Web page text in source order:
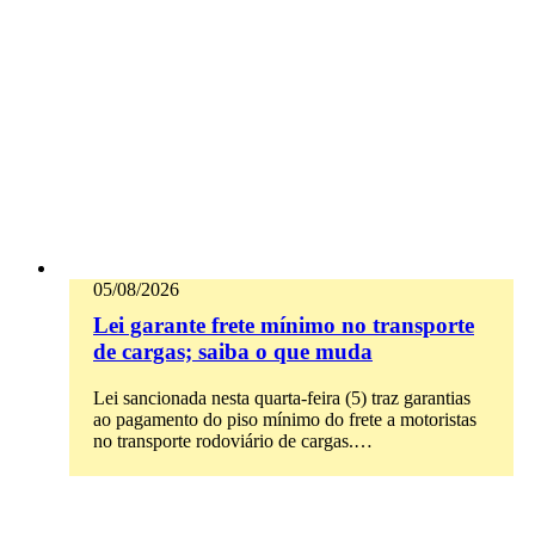
05/08/2026
Lei garante frete mínimo no transporte
de cargas; saiba o que muda
Lei sancionada nesta quarta-feira (5) traz garantias
ao pagamento do piso mínimo do frete a motoristas
no transporte rodoviário de cargas.…